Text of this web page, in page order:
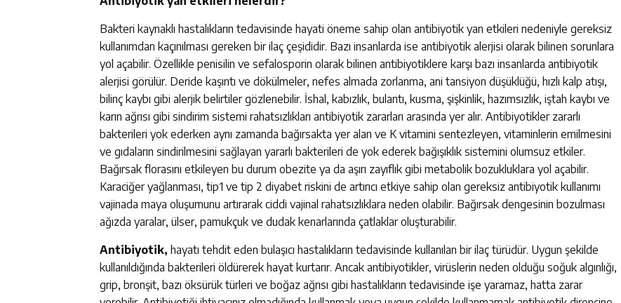
Bakteri kaynaklı hastalıkların tedavisinde hayati öneme sahip olan antibiyotik yan etkileri nedeniyle gereksiz
kullanımdan kaçınılması gereken bir ilaç çeşididir. Bazı insanlarda ise antibiyotik alerjisi olarak bilinen sorunlara
yol açabilir. Özellikle penisilin ve sefalosporin olarak bilinen antibiyotiklere karşı bazı insanlarda antibiyotik
alerjisi görülür. Deride kaşıntı ve dökülmeler, nefes almada zorlanma, ani tansiyon düşüklüğü, hızlı kalp atışı,
bilinç kaybı gibi alerjik belirtiler gözlenebilir. İshal, kabızlık, bulantı, kusma, şişkinlik, hazımsızlık, iştah kaybı ve
karın ağrısı gibi sindirim sistemi rahatsızlıkları antibiyotik zararları arasında yer alır. Antibiyotikler zararlı
bakterileri yok ederken aynı zamanda bağırsakta yer alan ve K vitamini sentezleyen, vitaminlerin emilmesini
ve gıdaların sindirilmesini sağlayan yararlı bakterileri de yok ederek bağışıklık sistemini olumsuz etkiler.
Bağırsak florasını etkileyen bu durum obezite ya da aşırı zayıflık gibi metabolik bozukluklara yol açabilir.
Karaciğer yağlanması, tip1 ve tip 2 diyabet riskini de artırıcı etkiye sahip olan gereksiz antibiyotik kullanımı
vajinada maya oluşumunu artırarak ciddi vajinal rahatsızlıklara neden olabilir. Bağırsak dengesinin bozulması
ağızda yaralar, ülser, pamukçuk ve dudak kenarlarında çatlaklar oluşturabilir.
Antibiyotik, hayatı tehdit eden bulaşıcı hastalıkların tedavisinde kullanılan bir ilaç türüdür. Uygun şekilde
kullanıldığında bakterileri öldürerek hayat kurtarır. Ancak antibiyotikler, virüslerin neden olduğu soğuk algınlığı,
grip, bronşit, bazı öksürük türleri ve boğaz ağrısı gibi hastalıkların tedavisinde işe yaramaz, hatta zarar